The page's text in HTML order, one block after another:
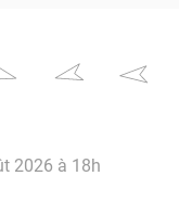
2026 à 18h